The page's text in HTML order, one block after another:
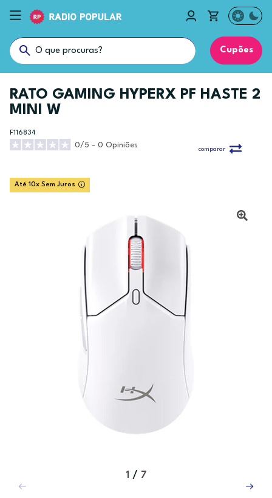
Cupões
RATO GAMING HYPERX PF HASTE 2
MINI W
F116834
0/5 - 0 Opiniões
comparar
Até 10x Sem Juros
1 / 7